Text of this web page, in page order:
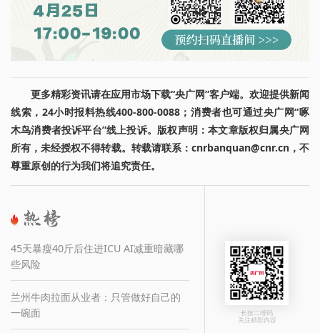
更多精彩资讯请在应用市场下载“央广网”客户端。欢迎提供新闻
线索，24小时报料热线400-800-0088；消费者也可通过央广网“啄
木鸟消费者投诉平台”线上投诉。版权声明：本文章版权归属央广网
所有，未经授权不得转载。转载请联系：cnrbanquan@cnr.cn，不
尊重原创的行为我们将追究责任。
45天暴瘦40斤后住进ICU AI减重暗藏哪
些风险
兰州牛肉拉面从业者：只管做好自己的
一碗面
长按二维码
关注精彩内容